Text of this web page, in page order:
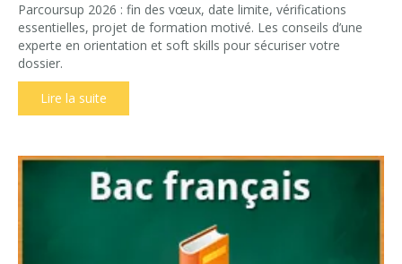
Parcoursup 2026 : fin des vœux, date limite, vérifications
essentielles, projet de formation motivé. Les conseils d’une
experte en orientation et soft skills pour sécuriser votre
dossier.
Lire la suite